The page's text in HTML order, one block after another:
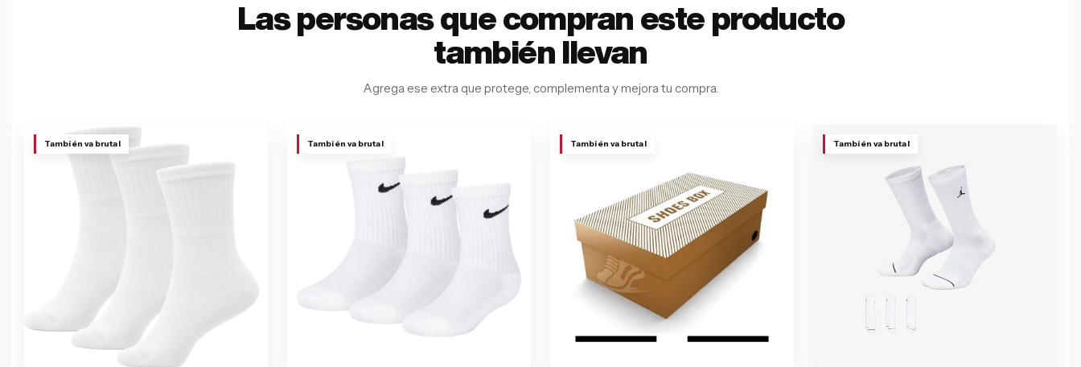
Las personas que compran este producto
también llevan
Agrega ese extra que protege, complementa y mejora tu compra.
También va brutal También va brutal También va brutal También va brutal